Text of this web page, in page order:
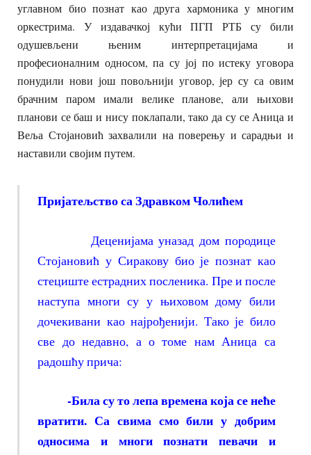
углавном био познат као друга хармоника у многим
оркестрима. У издавачкој кући ПГП РТБ су били
одушевљени њеним интерпретацијама и
професионалним односом, па су јој по истеку уговора
понудили нови још повољнији уговор, јер су са овим
брачним паром имали велике планове, али њихови
планови се баш и нису поклапали, тако да су се Аница и
Веља Стојановић захвалили на поверењу и сарадњи и
наставили својим путем.
Пријатељство са Здравком Чолићем
Деценијама уназад дом породице
Стојановић у Сиракову био је познат као
стециште естрадних посленика. Пре и после
наступа многи су у њиховом дому били
дочекивани као најрођенији. Тако је било
све до недавно, а о томе нам Аница са
радошћу прича:
-Била су то лепа времена која се неће
вратити. Са свима смо били у добрим
односима и многи познати певачи и